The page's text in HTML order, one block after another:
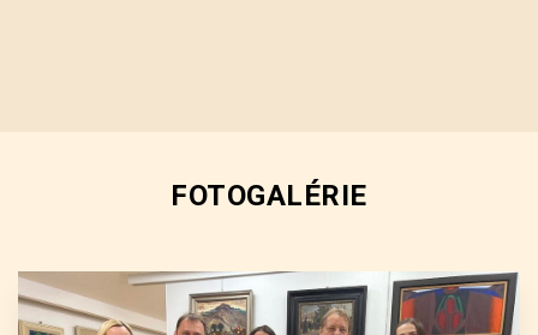
FOTOGALÉRIE